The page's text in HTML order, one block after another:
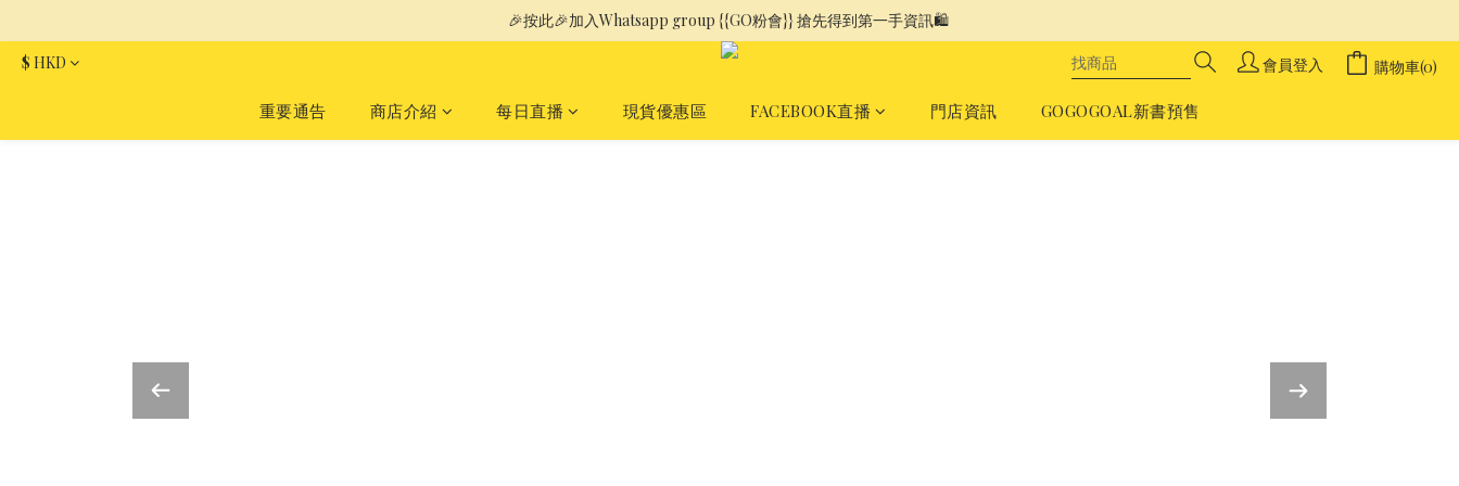
🎉按此🎉加入Whatsapp group {{GO粉會}} 搶先得到第一手資訊🛍️
$ HKD 會員登入 購物車(0)
重要通告 商店介紹 每日直播 現貨優惠區 FACEBOOK直播 門店資訊 GOGOGOAL新書預售